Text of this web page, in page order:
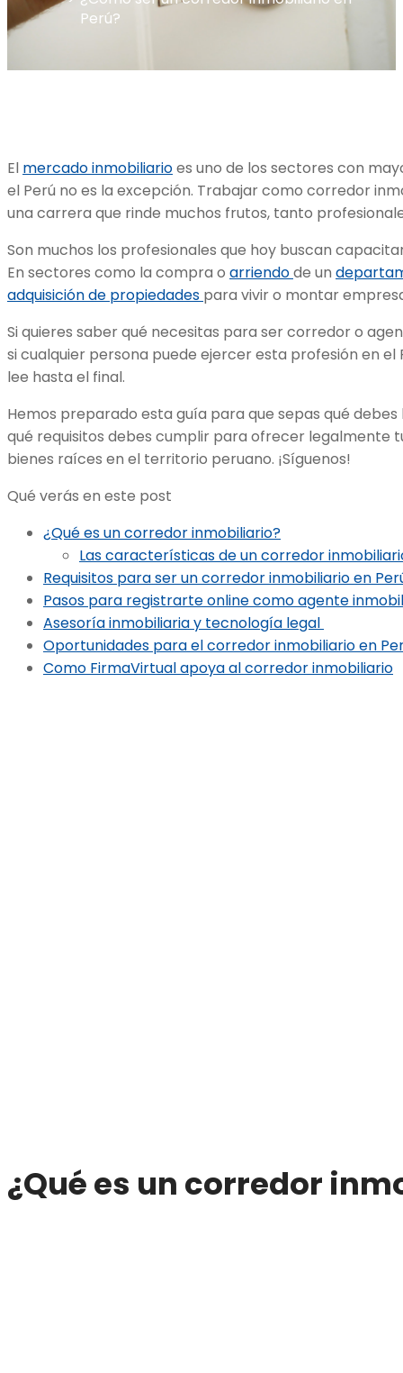
Perú?
El mercado inmobiliarioes uno de los sectores con
el Perú no es la excepción. Trabajar como corredor
una carrera que rinde muchos frutos, tanto
Son muchos los profesionales que hoy buscan
En sectores como la compra o arriendode un
adquisición de propiedades para vivir o montar
Si quieres saber qué necesitas para ser corredor o
si cualquier persona puede ejercer esta profesión en el
lee hasta el final.
Hemos preparado esta guía para que sepas qué
qué requisitos debes cumplir para ofrecer legalmente
bienes raíces en el territorio peruano. ¡Síguenos!
Qué verás en este post
¿Qué es un corredor inmobiliario?
Las características de un corredor
Requisitos para ser un corredor inmobiliario en
Pasos para registrarte online como agente
Asesoría inmobiliaria y tecnología legal
Oportunidades para el corredor inmobiliario en
Como FirmaVirtual apoya al corredor inmobiliario
¿Qué es un corredor